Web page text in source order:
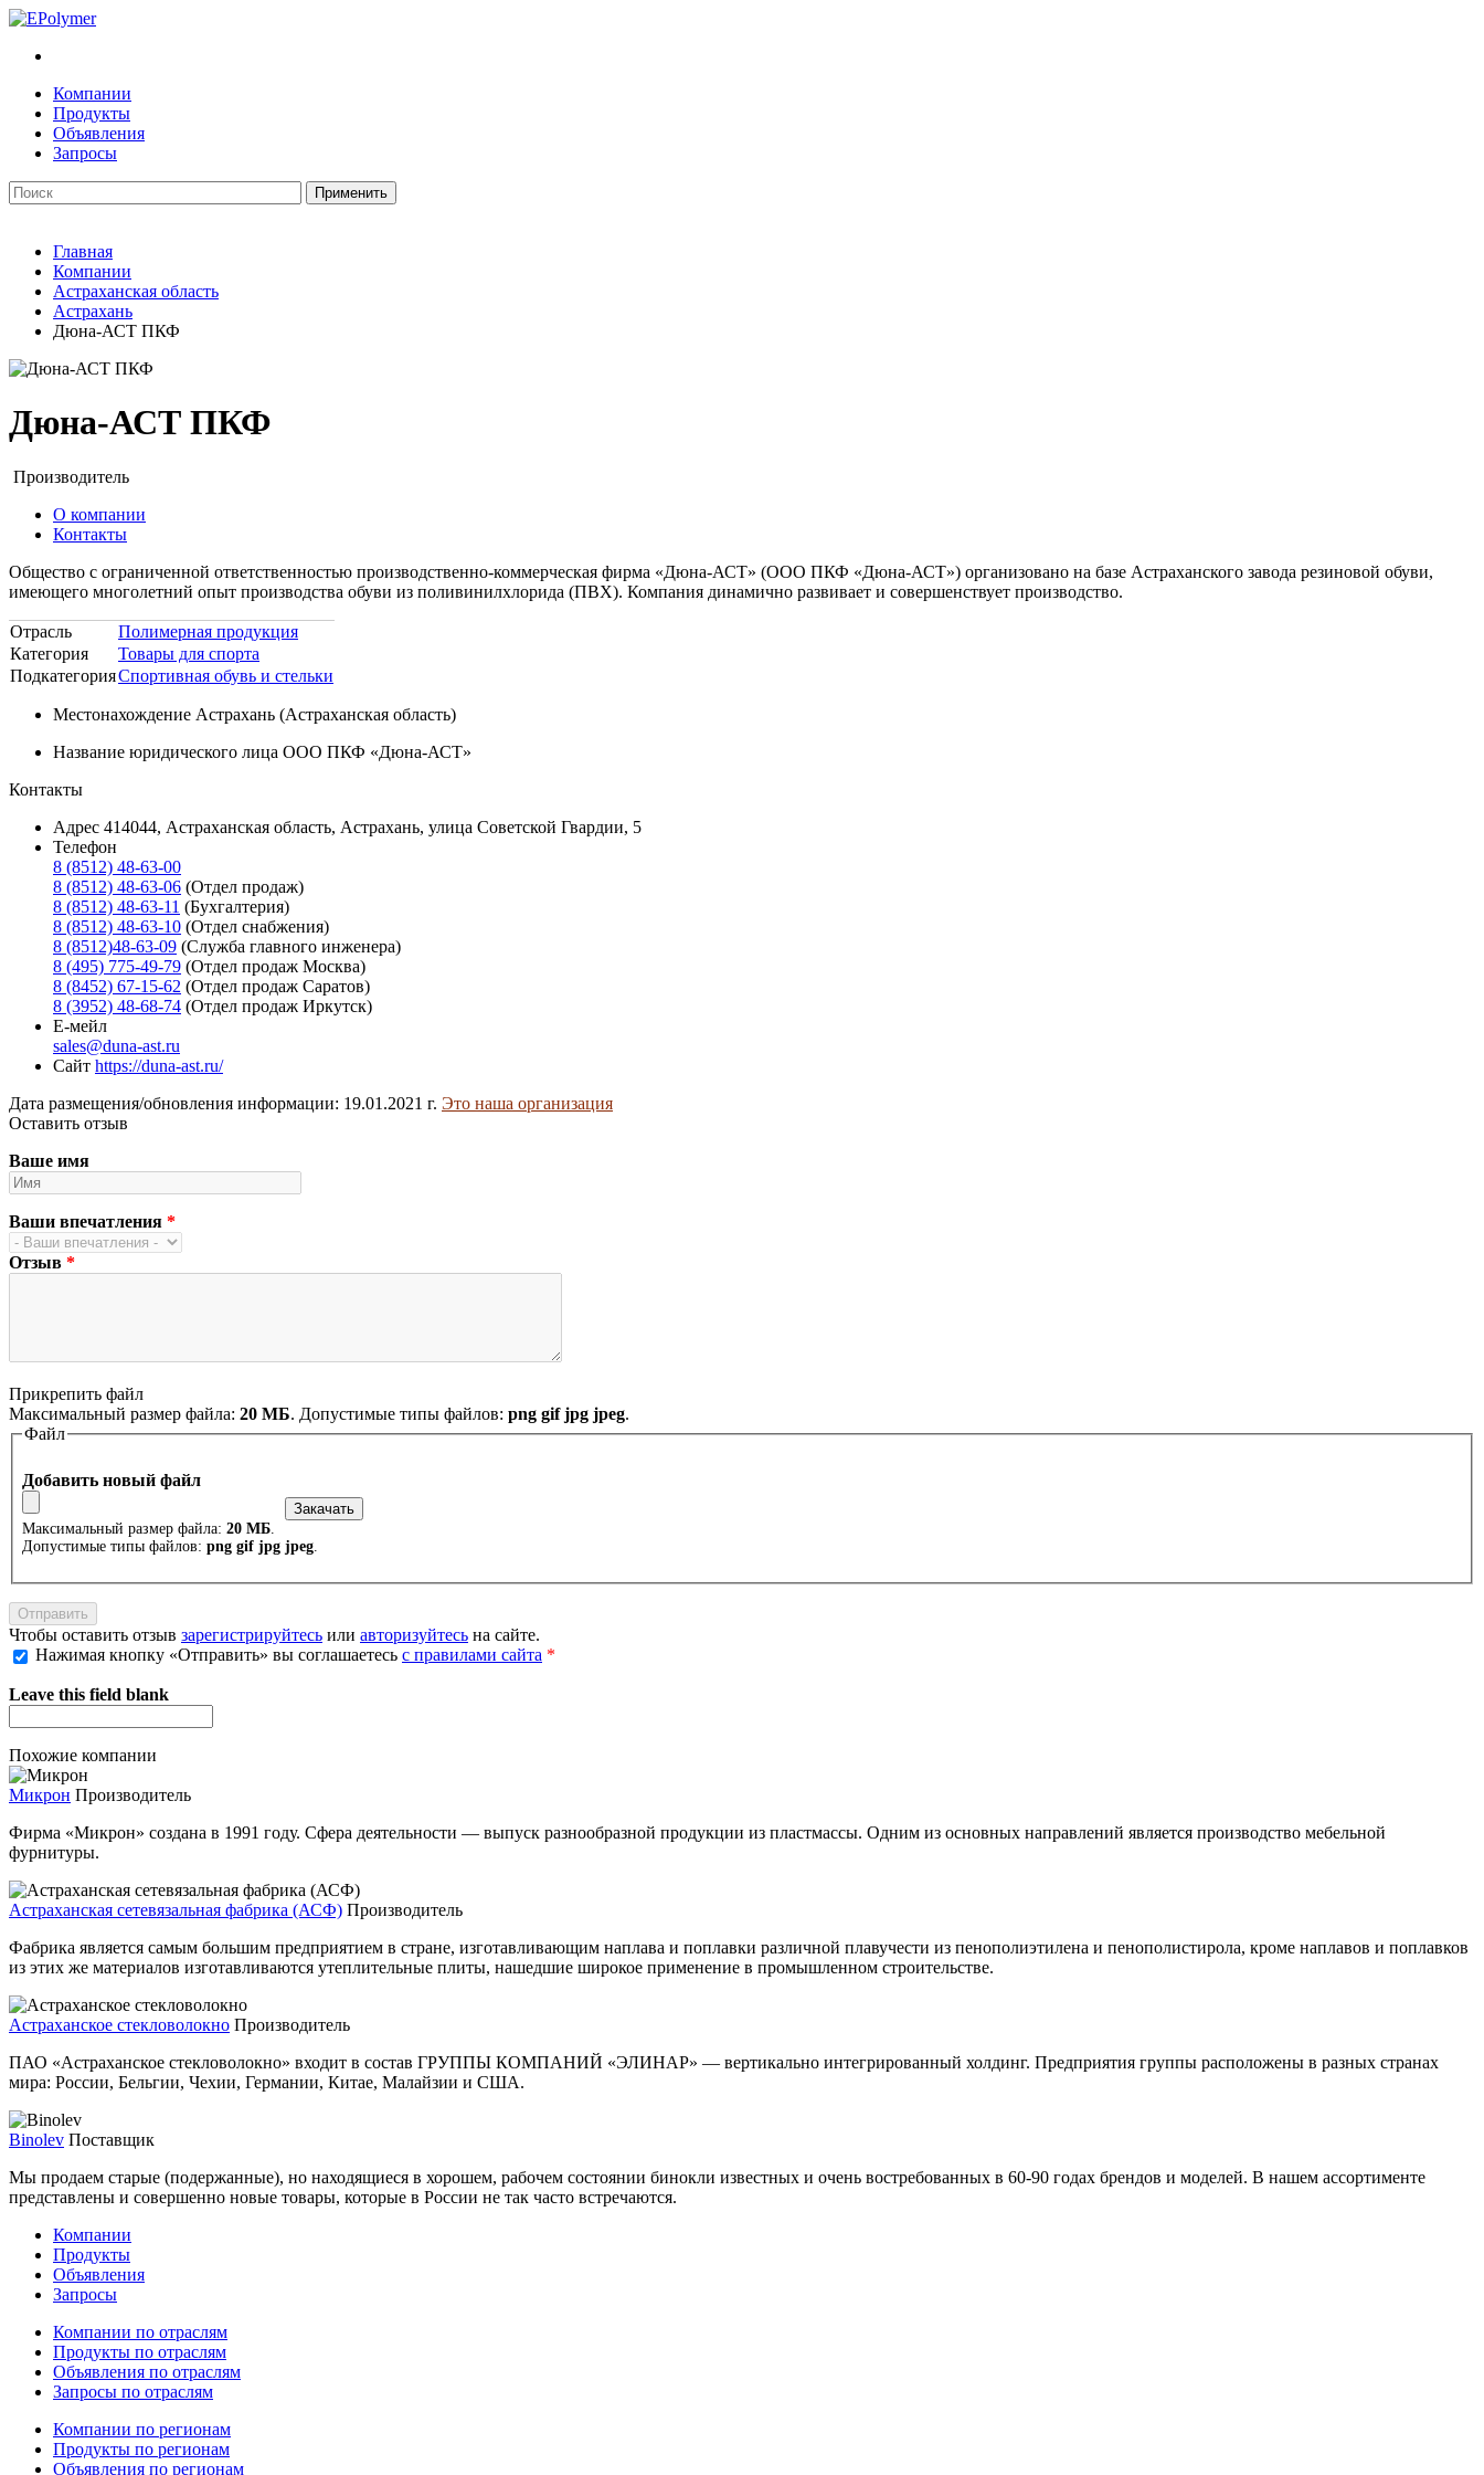
Компании
Продукты
Объявления
Запросы
Главная
Компании
Астраханская область
Астрахань
Дюна-АСТ ПКФ
Дюна-АСТ ПКФ
Производитель
О компании
Контакты
Общество с ограниченной ответственностью производственно-коммерческая фирма «Дюна-АСТ» (ООО ПКФ «Дюна-АСТ») организовано на базе Астраханского завода резиновой обуви,
имеющего многолетний опыт производства обуви из поливинилхлорида (ПВХ). Компания динамично развивает и совершенствует производство.
Отрасль
Полимерная продукция
Категория
Товары для спорта
ПодкатегорияСпортивная обувь и стельки
Местонахождение Астрахань (Астраханская область)
Название юридического лица ООО ПКФ «Дюна-АСТ»
Контакты
Адрес 414044, Астраханская область, Астрахань, улица Советской Гвардии, 5
Телефон
8 (8512) 48-63-00
8 (8512) 48-63-06 (Отдел продаж)
8 (8512) 48-63-11 (Бухгалтерия)
8 (8512) 48-63-10 (Отдел снабжения)
8 (8512)48-63-09 (Cлужба главного инженера)
8 (495) 775-49-79 (Отдел продаж Москва)
8 (8452) 67-15-62 (Отдел продаж Саратов)
8 (3952) 48-68-74 (Отдел продаж Иркутск)
Е-мейл
sales@duna-ast.ru
Сайт https://duna-ast.ru/
Дата размещения/обновления информации: 19.01.2021 г. Это наша организация
Оставить отзыв
Ваше имя
Ваши впечатления *
Отзыв *
Прикрепить файл
Максимальный размер файла: 20 МБ. Допустимые типы файлов: png gif jpg jpeg.
Файл
Добавить новый файл
Максимальный размер файла: 20 МБ
Допустимые типы файлов: png gif jpg jpeg
Чтобы оставить отзыв зарегистрируйтесь или авторизуйтесь на сайте.
Нажимая кнопку «Отправить» вы соглашаетесь с правилами сайта *
Leave this field blank
Похожие компании
Микрон Производитель
Фирма «Микрон» создана в 1991 году. Сфера деятельности — выпуск разнообразной продукции из пластмассы. Одним из основных направлений является производство мебельной
фурнитуры.
Астраханская сетевязальная фабрика (АСФ) Производитель
Фабрика является самым большим предприятием в стране, изготавливающим наплава и поплавки различной плавучести из пенополиэтилена и пенополистирола, кроме наплавов и поплавков
из этих же материалов изготавливаются утеплительные плиты, нашедшие широкое применение в промышленном строительстве.
Астраханское стекловолокно Производитель
ПАО «Астраханское стекловолокно» входит в состав ГРУППЫ КОМПАНИЙ «ЭЛИНАР» — вертикально интегрированный холдинг. Предприятия группы расположены в разных странах
мира: России, Бельгии, Чехии, Германии, Китае, Малайзии и США.
Binolev Поставщик
Мы продаем старые (подержанные), но находящиеся в хорошем, рабочем состоянии бинокли известных и очень востребованных в 60-90 годах брендов и моделей. В нашем ассортименте
представлены и совершенно новые товары, которые в России не так часто встречаются.
Компании
Продукты
Объявления
Запросы
Компании по отраслям
Продукты по отраслям
Объявления по отраслям
Запросы по отраслям
Компании по регионам
Продукты по регионам
Объявления по регионам